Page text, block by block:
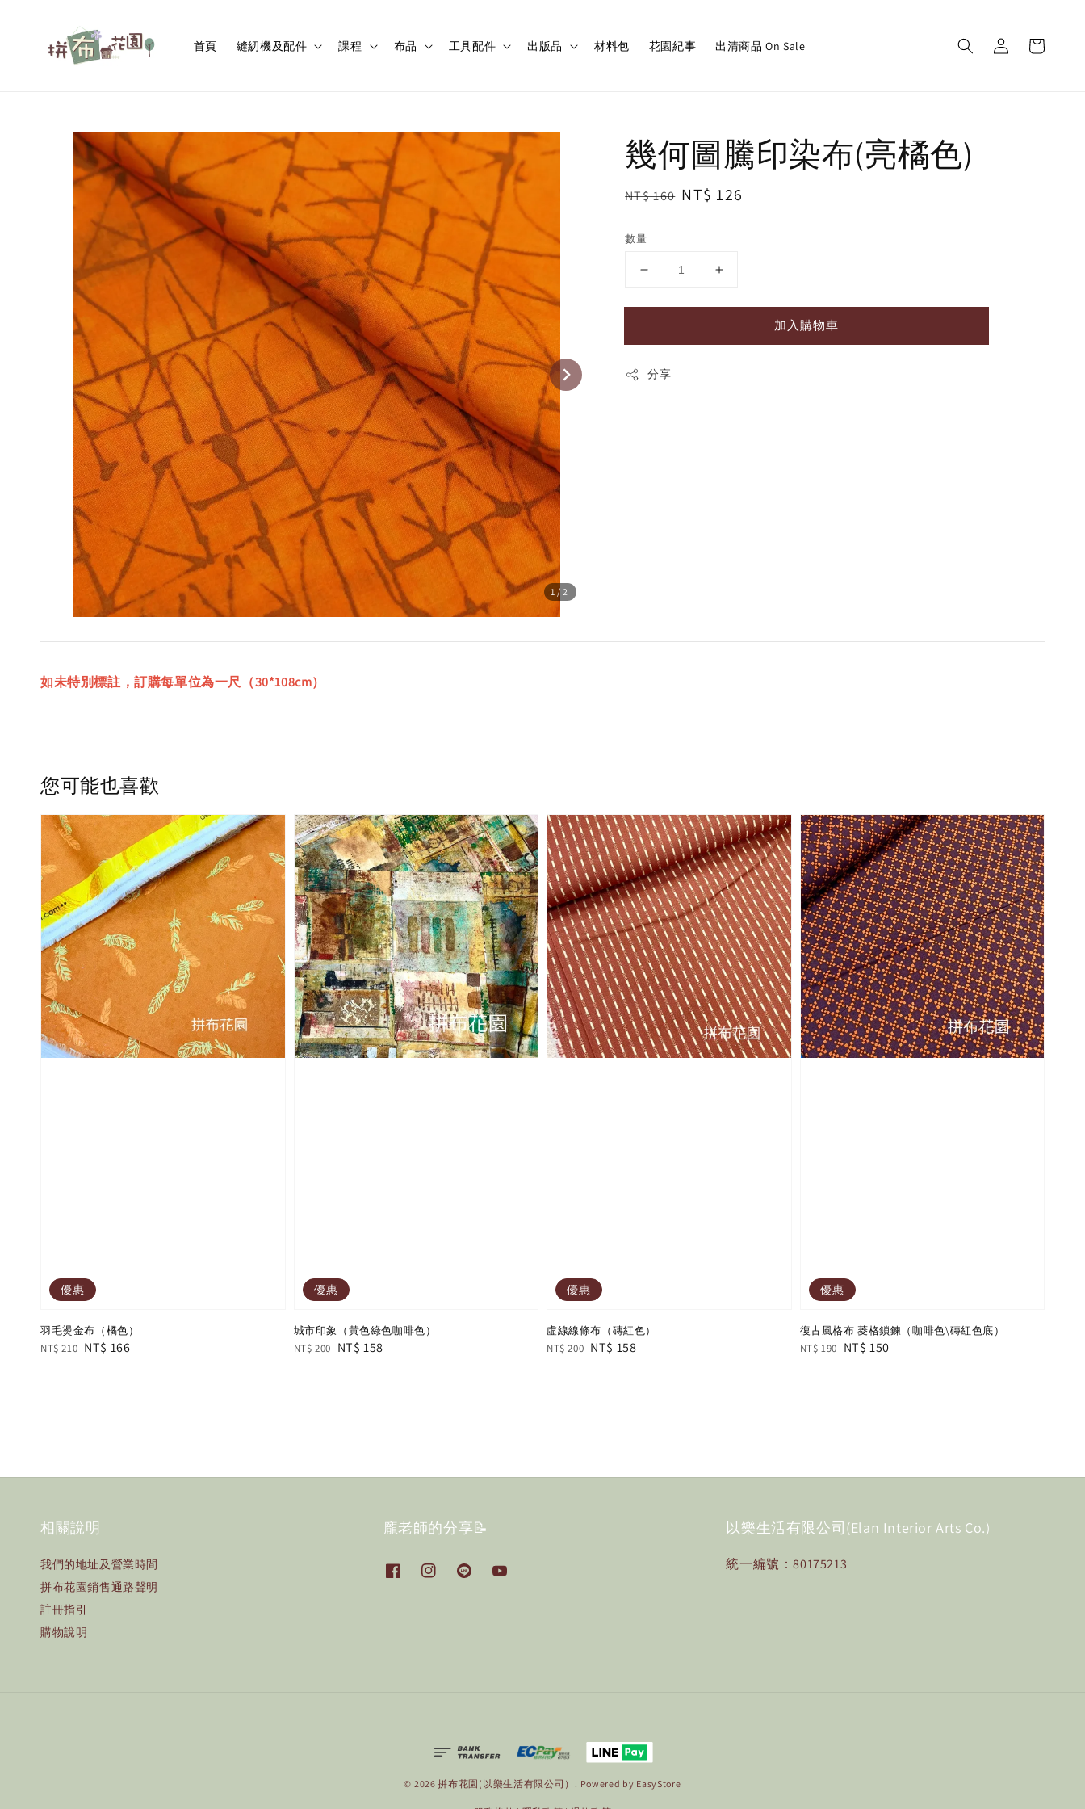
首頁 縫紉機及配件 課程 布品 工具配件 出版品 材料包 花園紀事 出清商品 On Sale
1/2
幾何圖騰印染布(亮橘色)
Regular
NT$ 160 Sale
NT$ 126
數量
加入購物車
分享
如未特別標註，訂購每單位為一尺（30*108cm）
您可能也喜歡
優惠
羽毛燙金布（橘色）
Regular
NT$ 210 Sale
NT$ 166
優惠
城市印象（黃色綠色咖啡色）
Regular
NT$ 200 Sale
NT$ 158
優惠
虛線線條布（磚紅色）
Regular
NT$ 200 Sale
NT$ 158
優惠
復古風格布 菱格鎖鍊（咖啡色\磚紅色底）
Regular
NT$ 190 Sale
NT$ 150
相關說明
我們的地址及營業時間
拼布花園銷售通路聲明
註冊指引
購物說明
龐老師的分享📝 以樂生活有限公司(Elan Interior Arts Co.)
統一編號：80175213
© 2026 拼布花園(以樂生活有限公司）. Powered by EasyStore